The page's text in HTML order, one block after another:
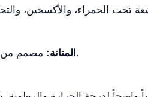
المتانة: مصمم من فولاذ مقاوم للصدأ 304# ومقاوم للعض.